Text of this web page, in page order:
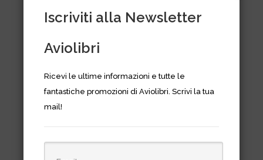
Iscriviti alla Newsletter
Aviolibri
Ricevi le ultime informazioni e tutte le
fantastiche promozioni di Aviolibri. Scrivi la tua
mail!